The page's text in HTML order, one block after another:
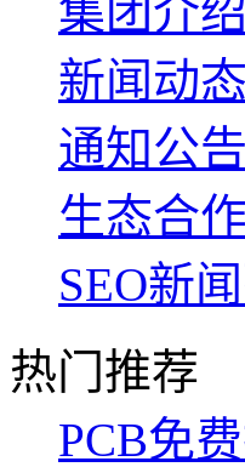
集团介绍
新闻动态
通知公告
生态合作
SEO新
热门推荐
PCB免